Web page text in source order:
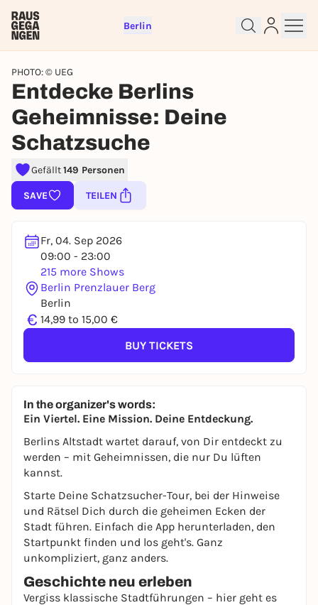
Berlin
PHOTO: © UEG
Entdecke Berlins
Geheimnisse: Deine
Schatzsuche
Gefällt149 Personen
SAVE TEILEN
Fr, 04. Sep 2026
09:00 - 23:00
215 more Shows
Berlin Prenzlauer Berg
Berlin
€ 14,99 to 15,00 €
BUY TICKETS
In the organizer's words:
Ein Viertel. Eine Mission. Deine Entdeckung.
Berlins Altstadt wartet darauf, von Dir entdeckt zu
werden – mit Geheimnissen, die nur Du lüften
kannst.
Starte Deine Schatzsucher-Tour, bei der Hinweise
und Rätsel Dich durch die geheimen Ecken der
Stadt führen. Einfach die App herunterladen, den
Startpunkt finden und los geht's. Ganz
unkompliziert, ganz anders.
Geschichte neu erleben
Vergiss klassische Stadtführungen – hier geht es
Sign up for free and get started
lotteries, you need a free Rausgegangen account.
REGISTER FOR FREE NOW
You already have an account?